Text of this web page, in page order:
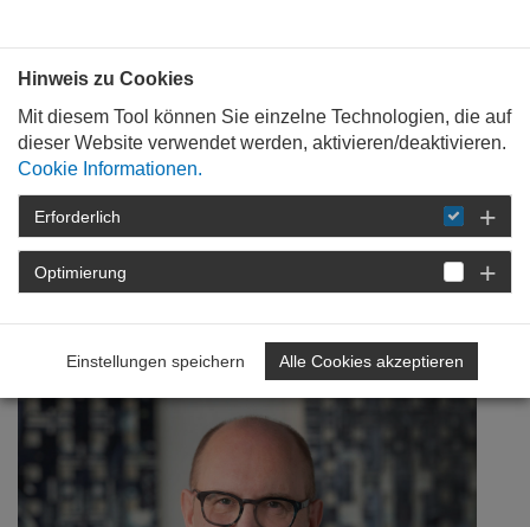
STARTSEITE DETAIL
70 Jahre AKRP
Hinweis zu Cookies
Mit diesem Tool können Sie einzelne Technologien, die auf
dieser Website verwendet werden, aktivieren/deaktivieren.
Cookie Informationen.
Erforderlich
Optimierung
Einstellungen speichern Alle Cookies akzeptieren